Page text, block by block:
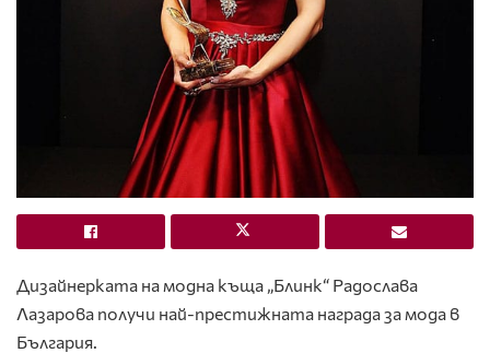
Дизайнерката на модна къща „Блинк“ Радослава
Лазарова получи най-престижната награда за мода в
България.